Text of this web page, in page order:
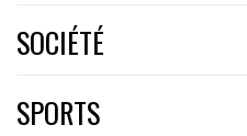
SOCIÉTÉ
SPORTS